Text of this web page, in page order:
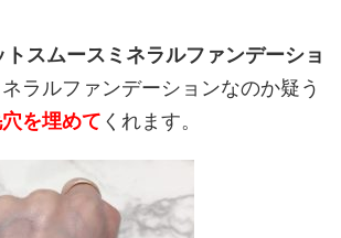
トスムースミネラルファンデーショ
ラルファンデーションなのか疑う
を埋めて くれます。